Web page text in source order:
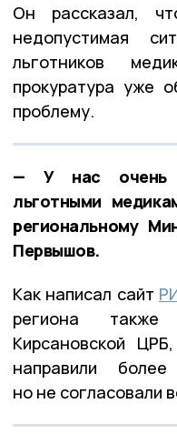
Он рассказал,
недопустимая
льготников
прокуратура уже
проблему.
— У нас очень
льготными
региональному
Первышов.
Как написал сайт
региона также
Кирсановской
направили
но не согласовали